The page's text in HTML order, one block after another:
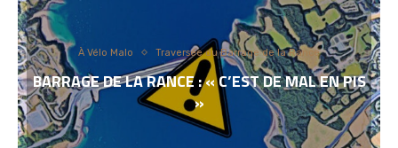
À Vélo Malo Traversée du Barrage de la Rance
BARRAGE DE LA RANCE : « C’EST DE MAL EN PIS
»